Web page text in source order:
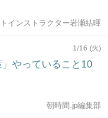
インストラクター岩瀬結暉
1/16 (火)
やっていること10
朝時間.jp編集部